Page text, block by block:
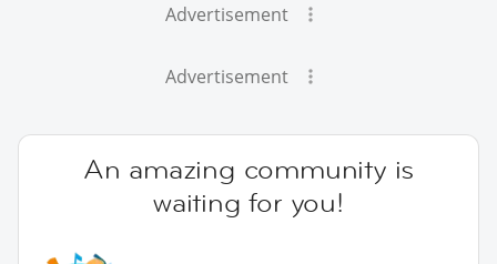
Advertisement
Advertisement
An amazing community is
waiting for you!